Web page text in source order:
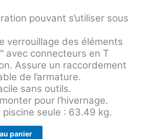
pouvant s’utiliser sous
verrouillage des éléments
avec connecteurs en T
Assure un raccordement
de l’armature.
sans outils.
pour l’hivernage.
piscine seule : 63.49 kg.
panier